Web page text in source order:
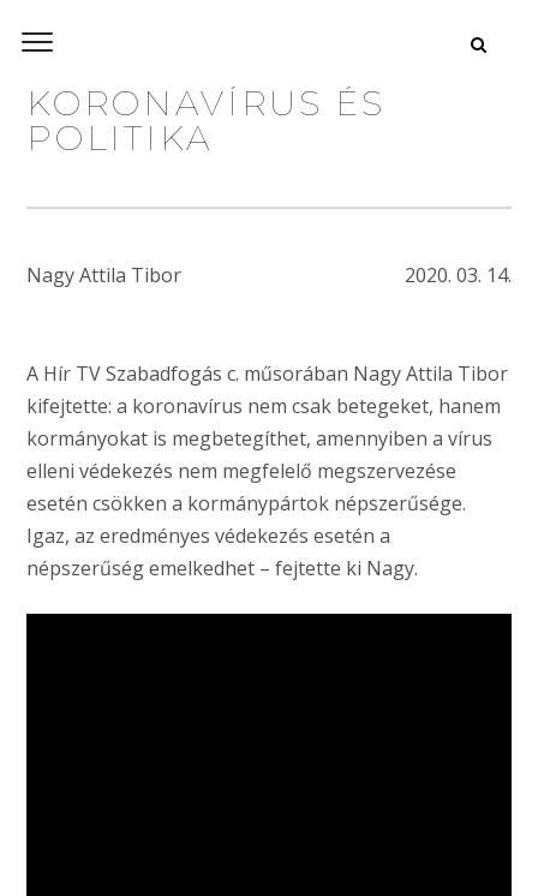
KORONAVÍRUS ÉS
POLITIKA
Nagy Attila Tibor 2020. 03. 14.
A Hír TV Szabadfogás c. műsorában Nagy Attila Tibor
kifejtette: a koronavírus nem csak betegeket, hanem
kormányokat is megbetegíthet, amennyiben a vírus
elleni védekezés nem megfelelő megszervezése
esetén csökken a kormánypártok népszerűsége.
Igaz, az eredményes védekezés esetén a
népszerűség emelkedhet – fejtette ki Nagy.